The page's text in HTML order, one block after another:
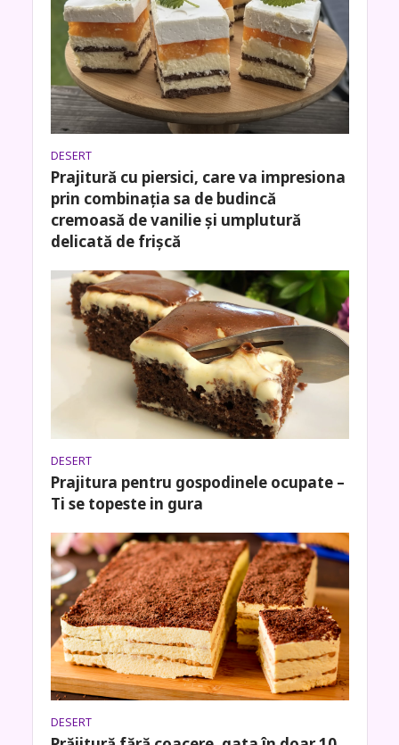
DESERT
Prajitură cu piersici, care va impresiona
prin combinația sa de budincă
cremoasă de vanilie și umplutură
delicată de frișcă
DESERT
Prajitura pentru gospodinele ocupate –
Ti se topeste in gura
DESERT